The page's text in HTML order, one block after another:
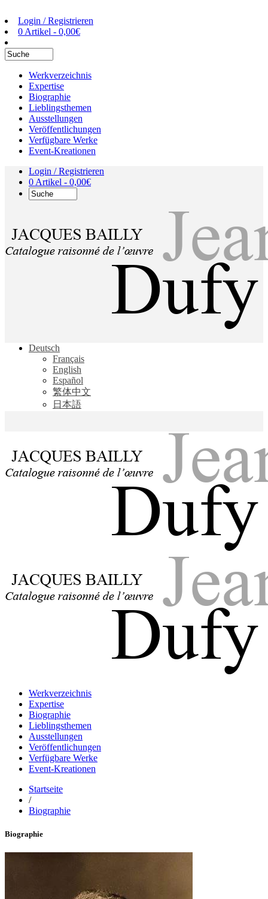
Login / Registrieren
0 Artikel - 0,00€
Werkverzeichnis
Expertise
Biographie
Lieblingsthemen
Ausstellungen
Veröffentlichungen
Verfügbare Werke
Event-Kreationen
Login / Registrieren
0 Artikel - 0,00€
Jean Dufy
Jacques Bailly - Catalogue raisonné de l'œuvre de Jean Dufy
Deutsch
Français
English
Español
繁体中文
日本語
Jean Dufy
Jacques Bailly - Catalogue raisonné de l'œuvre de Jean Dufy
Jean Dufy
Jacques Bailly - Catalogue raisonné de l'œuvre de Jean Dufy
Werkverzeichnis
Expertise
Biographie
Lieblingsthemen
Ausstellungen
Veröffentlichungen
Verfügbare Werke
Event-Kreationen
Startseite
/
Biographie
Biographie